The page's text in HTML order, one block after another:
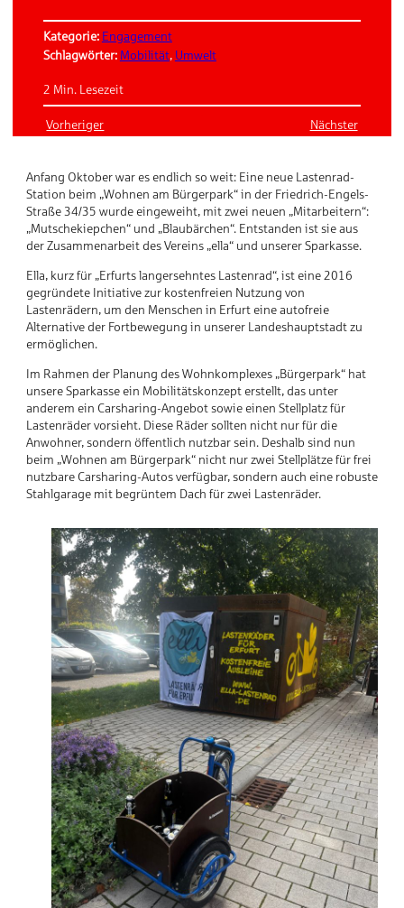
Kategorie: Engagement
Schlagwörter: Mobilität, Umwelt
2 Min. Lesezeit
Vorheriger Nächster
Anfang Oktober war es endlich so weit: Eine neue Lastenrad-
Station beim „Wohnen am Bürgerpark“ in der Friedrich-Engels-
Straße 34/35 wurde eingeweiht, mit zwei neuen „Mitarbeitern“:
„Mutschekiepchen“ und „Blaubärchen“. Entstanden ist sie aus
der Zusammenarbeit des Vereins „ella“ und unserer Sparkasse.
Ella, kurz für „Erfurts langersehntes Lastenrad“, ist eine 2016
gegründete Initiative zur kostenfreien Nutzung von
Lastenrädern, um den Menschen in Erfurt eine autofreie
Alternative der Fortbewegung in unserer Landeshauptstadt zu
ermöglichen.
Im Rahmen der Planung des Wohnkomplexes „Bürgerpark“ hat
unsere Sparkasse ein Mobilitätskonzept erstellt, das unter
anderem ein Carsharing-Angebot sowie einen Stellplatz für
Lastenräder vorsieht. Diese Räder sollten nicht nur für die
Anwohner, sondern öffentlich nutzbar sein. Deshalb sind nun
beim „Wohnen am Bürgerpark“ nicht nur zwei Stellplätze für frei
nutzbare Carsharing-Autos verfügbar, sondern auch eine robuste
Stahlgarage mit begrüntem Dach für zwei Lastenräder.